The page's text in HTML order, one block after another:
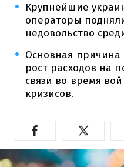
Крупнейшие
операторы
недовольство
Основная
рост расходов на
связи во время
кризисов.